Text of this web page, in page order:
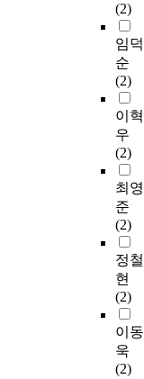
(2)
임덕
순
(2)
이혁
우
(2)
최영
준
(2)
정철
현
(2)
이동
욱
(2)